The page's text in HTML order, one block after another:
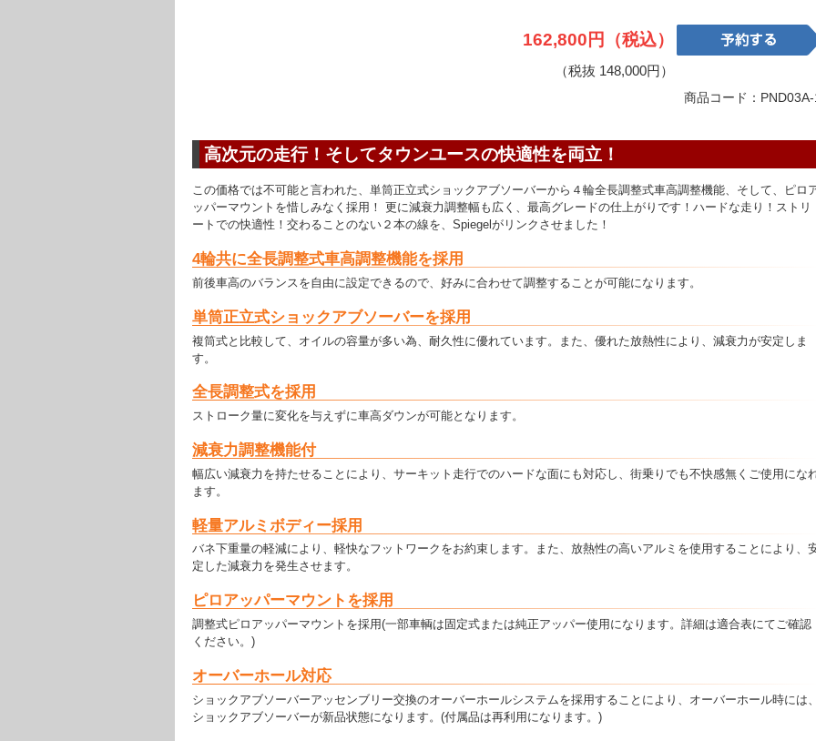
162,800円（税込）
（税抜 148,000円）
商品コード：
高次元の走行！そしてタウンユースの快適性を両立！
この価格では不可能と言われた、単筒正立式ショックアブソーバーから４輪全長調整式車高調整機能、そして、ピロ
ッパーマウントを惜しみなく採用！ 更に減衰力調整幅も広く、最高グレードの仕上がりです！ハードな走り！ストリ
ートでの快適性！交わることのない２本の線を、Spiegelがリンクさせました！
4輪共に全長調整式車高調整機能を採用
前後車高のバランスを自由に設定できるので、好みに合わせて調整することが可能になります。
単筒正立式ショックアブソーバーを採用
複筒式と比較して、オイルの容量が多い為、耐久性に優れています。また、優れた放熱性により、減衰力が安定しま
す。
全長調整式を採用
ストローク量に変化を与えずに車高ダウンが可能となります。
減衰力調整機能付
幅広い減衰力を持たせることにより、サーキット走行でのハードな面にも対応し、街乗りでも不快感無くご使用にな
ます。
軽量アルミボディー採用
バネ下重量の軽減により、軽快なフットワークをお約束します。また、放熱性の高いアルミを使用することにより、
定した減衰力を発生させます。
ピロアッパーマウントを採用
調整式ピロアッパーマウントを採用(一部車輌は固定式または純正アッパー使用になります。詳細は適合表にてご確認
ください。)
オーバーホール対応
ショックアブソーバーアッセンブリー交換のオーバーホールシステムを採用することにより、オーバーホール時には
ショックアブソーバーが新品状態になります。(付属品は再利用になります。)